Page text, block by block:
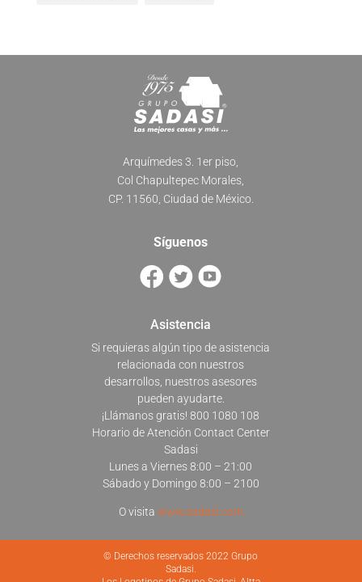
Arquímedes 3. 1er piso,
Col Chapultepec Morales,
CP. 11560, Ciudad de México.
Síguenos
Asistencia
Si requieras algún tipo de asistencia
relacionada con nuestros
desarrollos, nuestros asesores
pueden ayudarte.
¡Llámanos gratis! 800 1080 108
Horario de Atención Contact Center
Sadasi
Lunes a Viernes 8:00 – 21:00
Sábado y Domingo 8:00 – 2100
O visita www.sadasi.com
© Derechos reservados 2022 Grupo
Sadasi.